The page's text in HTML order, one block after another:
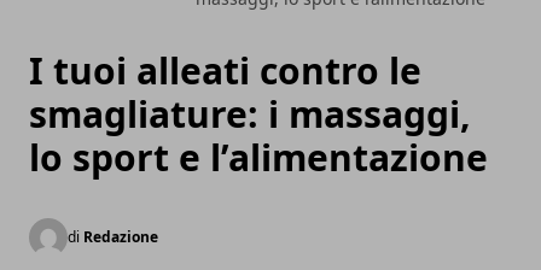
I tuoi alleati contro le
smagliature: i massaggi,
lo sport e l’alimentazione
di Redazione